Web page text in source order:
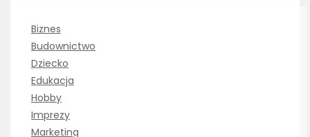
Biznes
Budownictwo
Dziecko
Edukacja
Hobby
Imprezy
Marketing